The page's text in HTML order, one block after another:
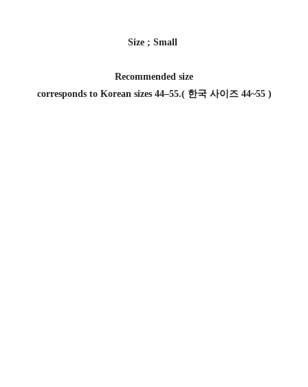
Size ; Small
Recommended size
corresponds to Korean sizes 44–55.( 한국 사이즈 44~55 )